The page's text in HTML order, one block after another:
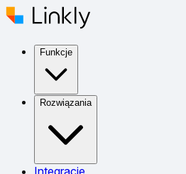
Funkcje
Rozwiązania